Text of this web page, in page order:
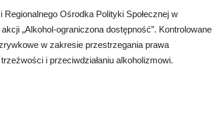
Ośrodka Polityki Społecznej w
„Alkohol-ograniczona dostępność”. Kontrolowane
w zakresie przestrzegania prawa
i przeciwdziałaniu alkoholizmowi.